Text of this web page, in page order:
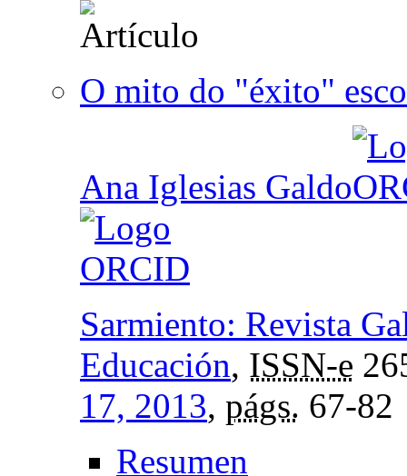
O mito do "éxito"
Ana Iglesias Galdo
Sarmiento: Revista
Educación, ISSN-e
17, 2013, págs. 67-82
Resumen